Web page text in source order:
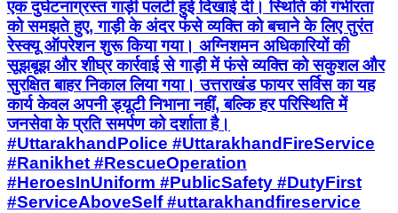
एक दुर्घटनाग्रस्त गाड़ी पलटी हुई दिखाई दी। स्थिति की गंभीरता
को समझते हुए, गाड़ी के अंदर फंसे व्यक्ति को बचाने के लिए तुरंत
रेस्क्यू ऑपरेशन शुरू किया गया। अग्निशमन अधिकारियों की
सूझबूझ और शीघ्र कार्रवाई से गाड़ी में फंसे व्यक्ति को सकुशल और
सुरक्षित बाहर निकाल लिया गया। उत्तराखंड फायर सर्विस का यह
कार्य केवल अपनी ड्यूटी निभाना नहीं, बल्कि हर परिस्थिति में
जनसेवा के प्रति समर्पण को दर्शाता है।
#UttarakhandPolice #UttarakhandFireService
#Ranikhet #RescueOperation
#HeroesInUniform #PublicSafety #DutyFirst
#ServiceAboveSelf #uttarakhandfireservice